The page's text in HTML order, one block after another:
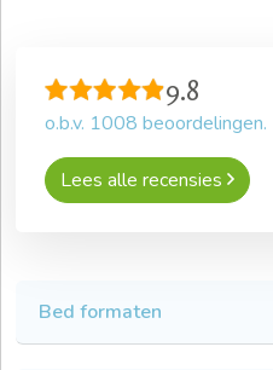
9.8
o.b.v. 1008 beoordelingen.
Lees alle recensies
Bed formaten